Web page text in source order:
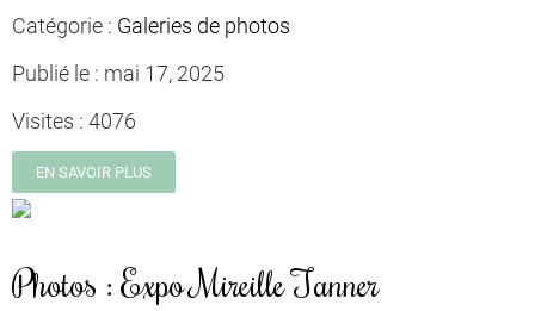
Catégorie : Galeries de photos
Publié le : mai 17, 2025
Visites : 4076
EN SAVOIR PLUS
Photos : Expo Mireille Tanner